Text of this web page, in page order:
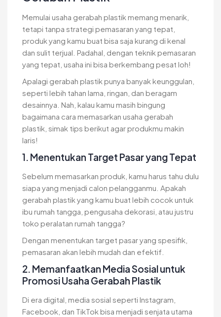
Memulai usaha gerabah plastik memang menarik,
tetapi tanpa strategi pemasaran yang tepat,
produk yang kamu buat bisa saja kurang di kenal
dan sulit terjual. Padahal, dengan teknik pemasaran
yang tepat, usaha ini bisa berkembang pesat loh!
Apalagi gerabah plastik punya banyak keunggulan,
seperti lebih tahan lama, ringan, dan beragam
desainnya. Nah, kalau kamu masih bingung
bagaimana cara memasarkan usaha gerabah
plastik, simak tips berikut agar produkmu makin
laris!
1. Menentukan Target Pasar yang Tepat
Sebelum memasarkan produk, kamu harus tahu dulu
siapa yang menjadi calon pelangganmu. Apakah
gerabah plastik yang kamu buat lebih cocok untuk
ibu rumah tangga, pengusaha dekorasi, atau justru
toko peralatan rumah tangga?
Dengan menentukan target pasar yang spesifik,
pemasaran akan lebih mudah dan efektif.
2. Memanfaatkan Media Sosial untuk
Promosi Usaha Gerabah Plastik
Di era digital, media sosial seperti Instagram,
Facebook, dan TikTok bisa menjadi senjata utama